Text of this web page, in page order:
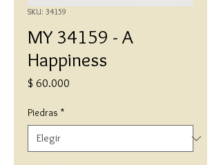
SKU: 34159
MY 34159 - A
Happiness
$ 60.000
Piedras *